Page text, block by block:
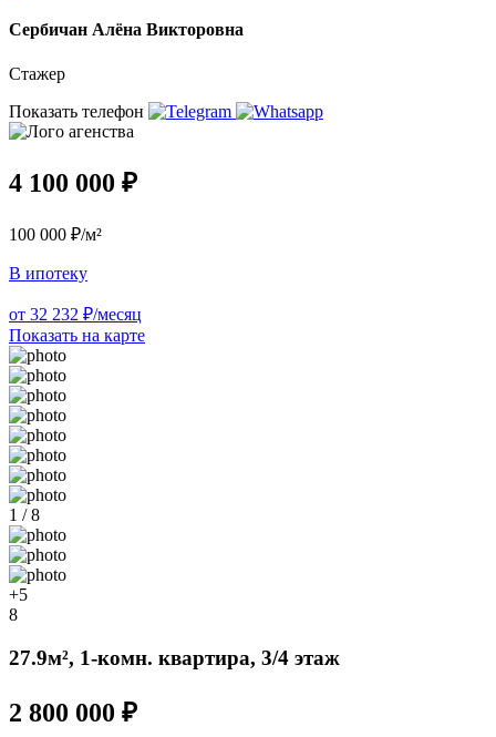
Сербичан Алёна Викторовна
Стажер
Показать телефон
4 100 000 ₽
100 000 ₽/м²
В ипотеку
от 32 232 ₽/месяц
Показать на карте
1 / 8
+5
8
27.9м², 1-комн. квартира, 3/4 этаж
2 800 000 ₽